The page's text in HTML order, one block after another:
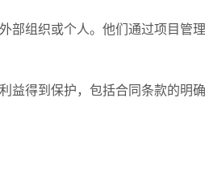
部组织或个人。他们通过项目管
益得到保护，包括合同条款的明